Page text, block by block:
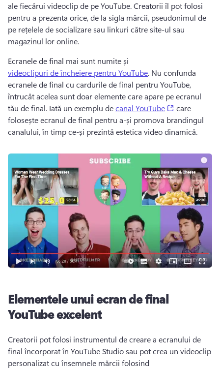
ale fiecărui videoclip de pe YouTube. Creatorii îl pot folosi
pentru a prezenta orice, de la sigla mărcii, pseudonimul de
pe rețelele de socializare sau linkuri către site-ul sau
magazinul lor online.
Ecranele de final mai sunt numite și
videoclipuri de încheiere pentru YouTube. Nu confunda
ecranele de final cu cardurile de final pentru YouTube,
întrucât acelea sunt doar elemente care apare pe ecranul
tău de final. Iată un exemplu de canal YouTube (opens in a
care
folosește ecranul de final pentru a-și promova brandingul
canalului, în timp ce-și prezintă estetica video dinamică.
Elementele unui ecran de final
YouTube excelent
Creatorii pot folosi instrumentul de creare a ecranului de
final încorporat în YouTube Studio sau pot crea un videoclip
personalizat cu însemnele mărcii folosind